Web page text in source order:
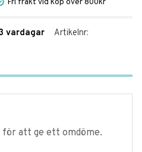
vardagar
Artikelnr